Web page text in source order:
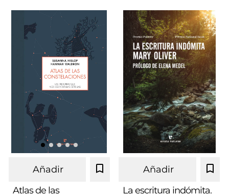
Añadir
Atlas de las
Añadir
La escritura indómita.